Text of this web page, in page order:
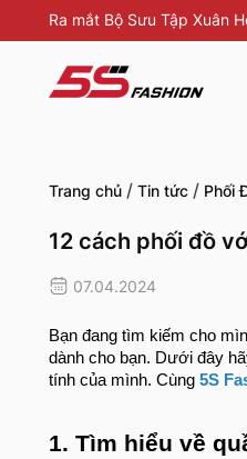
Ra mắt Bộ Sưu Tập Xuân
Trang chủ / Tin tức / Phối
12 cách phối đồ
07.04.2024
Bạn đang tìm kiếm cho
dành cho bạn. Dưới đây
tính của mình. Cùng 5S
1. Tìm hiểu về